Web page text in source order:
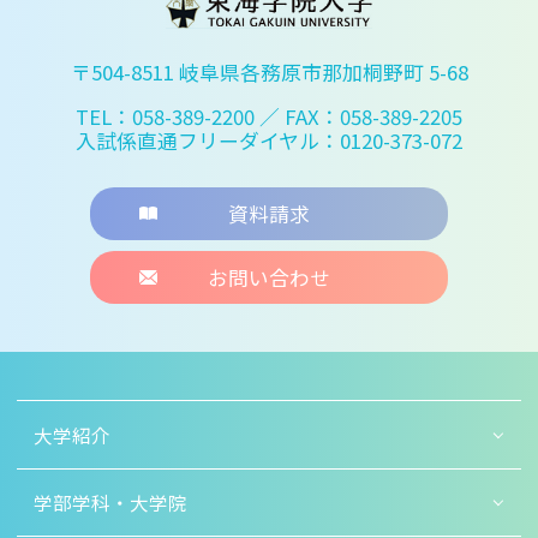
〒504-8511 岐阜県各務原市那加桐野町 5-68
TEL：058-389-2200 ／ FAX：058-389-2205
入試係直通フリーダイヤル：0120-373-072
資料請求
お問い合わせ
大学紹介
学部学科・大学院